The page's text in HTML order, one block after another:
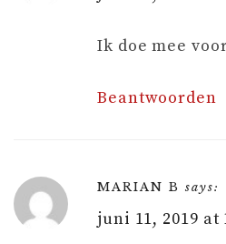
Ik doe mee
Beantwoorden
MARIAN B says:
juni 11, 2019 at